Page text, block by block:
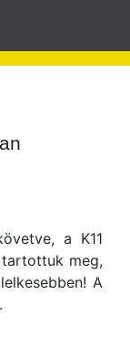
a K11
tartottuk meg,
A